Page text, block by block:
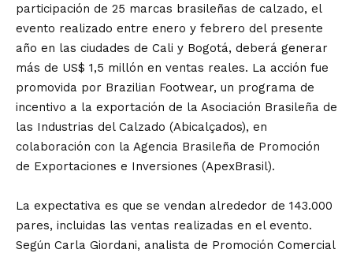
participación de 25 marcas brasileñas de calzado, el
evento realizado entre enero y febrero del presente
año en las ciudades de Cali y Bogotá, deberá generar
más de US$ 1,5 millón en ventas reales. La acción fue
promovida por Brazilian Footwear, un programa de
incentivo a la exportación de la Asociación Brasileña de
las Industrias del Calzado (Abicalçados), en
colaboración con la Agencia Brasileña de Promoción
de Exportaciones e Inversiones (ApexBrasil).
La expectativa es que se vendan alrededor de 143.000
pares, incluidas las ventas realizadas en el evento.
Según Carla Giordani, analista de Promoción Comercial